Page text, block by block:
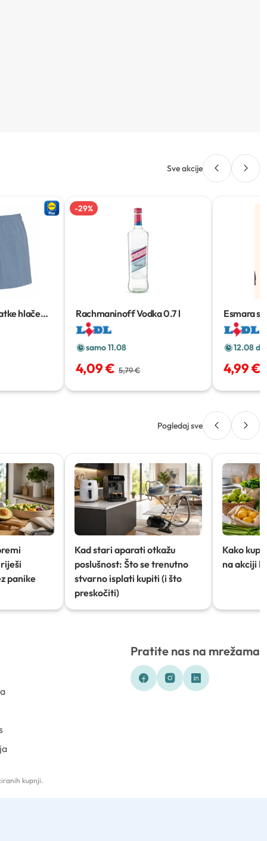
Sve akcije
hlače
-29%
Rachmaninoff Vodka0.7 l
samo 11.08
4,09 € 5,79 €
Esmara
12.08
4,99 €
Pogledaj sve
panike
Kad stari aparati otkažu
poslušnost: Što se trenutno
stvarno isplati kupiti (i što
preskočiti)
Kako
na akciji
Pratite nas na mrežama
kupnji.